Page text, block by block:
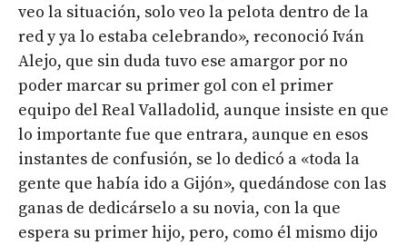
veo la situación, solo veo la pelota dentro de la
red y ya lo estaba celebrando», reconoció Iván
Alejo, que sin duda tuvo ese amargor por no
poder marcar su primer gol con el primer
equipo del Real Valladolid, aunque insiste en que
lo importante fue que entrara, aunque en esos
instantes de confusión, se lo dedicó a «toda la
gente que había ido a Gijón», quedándose con las
ganas de dedicárselo a su novia, con la que
espera su primer hijo, pero, como él mismo dijo